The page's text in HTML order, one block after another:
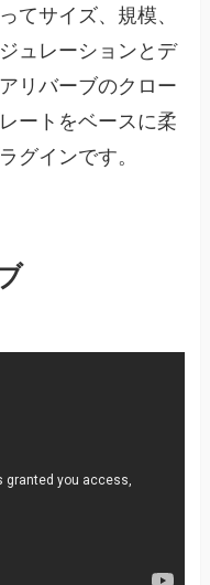
てサイズ、規模、
ュレーションとデ
リバーブのクロー
ートをベースに柔
グインです。